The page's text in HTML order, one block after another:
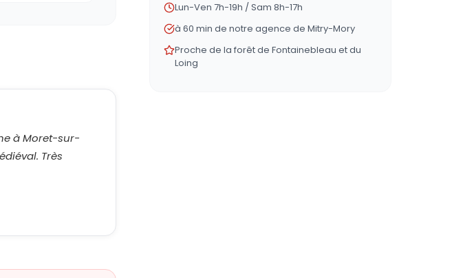
à Moret-sur-
Très
Lun-Ven 7h-19h / Sam 8h-17h
à 60 min de notre agence de Mitry-Mory
Proche de la forêt de Fontainebleau et du
Loing